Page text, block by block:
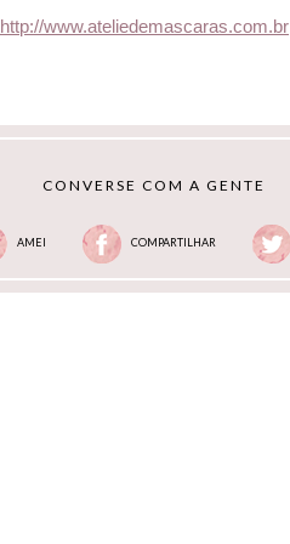
http://www.ateliedemascaras.com.br
CONVERSE COM A GENTE
AMEI COMPARTILHAR